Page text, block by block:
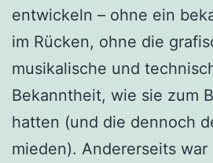
entwickeln – ohne ein
im Rücken, ohne die
musikalische und
Bekanntheit, wie sie zum
hatten (und die dennoch
mieden). Andererseits war